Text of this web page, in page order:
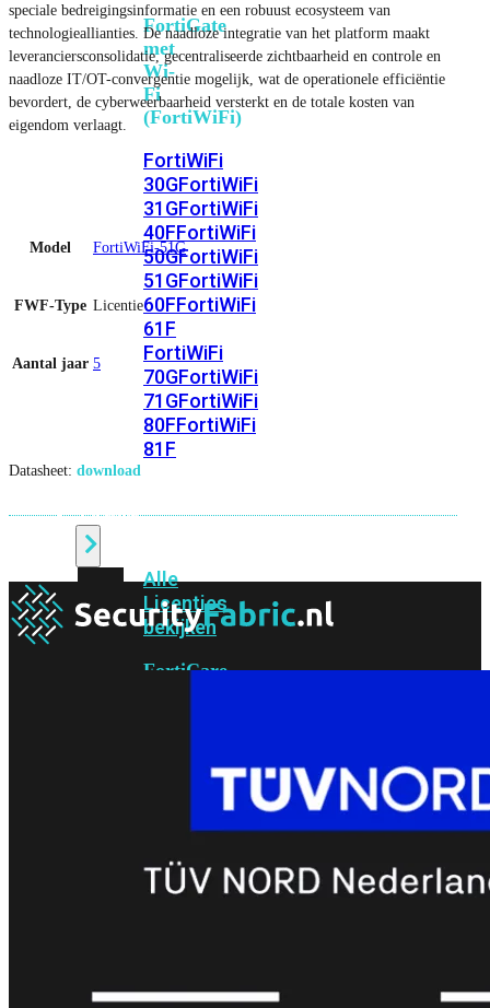
FortiGate
met
Wi-
Fi
(FortiWiFi)
FortiWiFi
30GFortiWiFi
31GFortiWiFi
40FFortiWiFi
50GFortiWiFi
51GFortiWiFi
60FFortiWiFi
61F
FortiWiFi
70GFortiWiFi
71GFortiWiFi
80FFortiWiFi
81F
Licentie
Alle
Licenties
bekijken
FortiCare
PremiumFortiCare
FortiCare
Upgrades
FortiCare
1
speciale bedreigingsinformatie en een robuust ecosysteem van
technologieallianties. De naadloze integratie van het platform maakt
leveranciersconsolidatie, gecentraliseerde zichtbaarheid en controle en
naadloze IT/OT-convergentie mogelijk, wat de operationele efficiëntie
bevordert, de cyberweerbaarheid versterkt en de totale kosten van
eigendom verlaagt.
Model FortiWiFi-51G
FWF-Type Licentie
Aantal jaar 5
Datasheet: download